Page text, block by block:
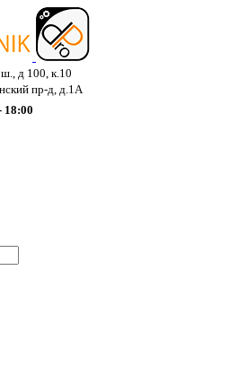
д 100, к.10
пр-д, д.1А
18:00